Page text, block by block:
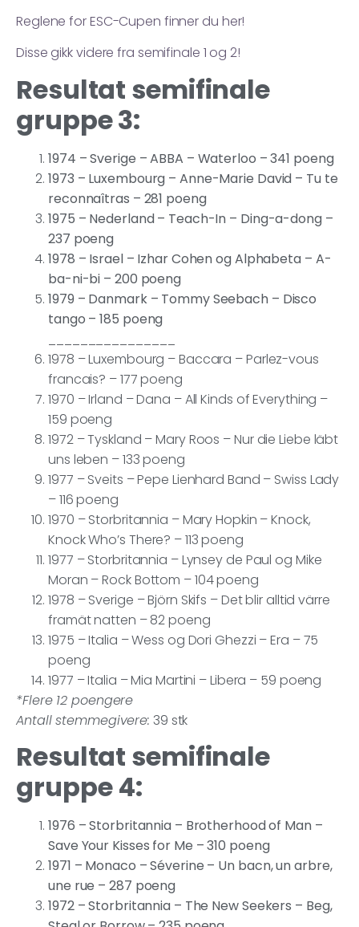
Reglene for ESC-Cupen finner du her!
Disse gikk videre fra semifinale 1 og 2!
Resultat semifinale
gruppe 3:
1974 – Sverige – ABBA – Waterloo – 341 poeng
1973 – Luxembourg – Anne-Marie David – Tu te
reconnaîtras – 281 poeng
1975 – Nederland – Teach-In – Ding-a-dong –
237 poeng
1978 – Israel – Izhar Cohen og Alphabeta – A-
ba-ni-bi – 200 poeng
1979 – Danmark – Tommy Seebach – Disco
tango – 185 poeng
1978 – Luxembourg – Baccara – Parlez-vous
francais? – 177 poeng
1970 – Irland – Dana – All Kinds of Everything –
159 poeng
1972 – Tyskland – Mary Roos – Nur die Liebe läbt
uns leben – 133 poeng
1977 – Sveits – Pepe Lienhard Band – Swiss Lady
– 116 poeng
1970 – Storbritannia – Mary Hopkin – Knock,
Knock Who’s There? – 113 poeng
1977 – Storbritannia – Lynsey de Paul og Mike
Moran – Rock Bottom – 104 poeng
1978 – Sverige – Björn Skifs – Det blir alltid värre
framät natten – 82 poeng
1975 – Italia – Wess og Dori Ghezzi – Era – 75
poeng
1977 – Italia – Mia Martini – Libera – 59 poeng
*Flere 12 poengere
Antall stemmegivere: 39 stk
Resultat semifinale
gruppe 4:
1976 – Storbritannia – Brotherhood of Man –
Save Your Kisses for Me – 310 poeng
1971 – Monaco – Séverine – Un bacn, un arbre,
une rue – 287 poeng
1972 – Storbritannia – The New Seekers – Beg,